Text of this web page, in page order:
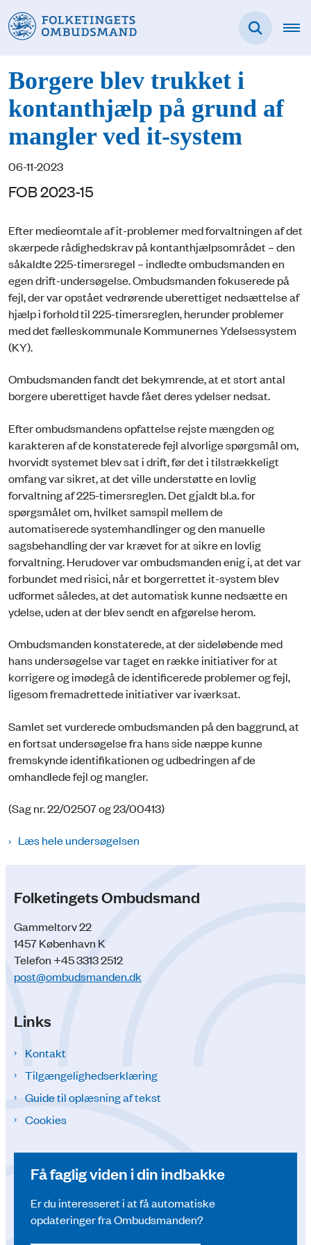
Borgere blev trukket i
kontanthjælp på grund af
mangler ved it-system
06-11-2023
FOB 2023-15
Efter medieomtale af it-problemer med forvaltningen af det
skærpede rådighedskrav på kontanthjælpsområdet – den
såkaldte 225-timersregel – indledte ombudsmanden en
egen drift-undersøgelse. Ombudsmanden fokuserede på
fejl, der var opstået vedrørende uberettiget nedsættelse af
hjælp i forhold til 225-timersreglen, herunder problemer
med det fælleskommunale Kommunernes Ydelsessystem
(KY).
Ombudsmanden fandt det bekymrende, at et stort antal
borgere uberettiget havde fået deres ydelser nedsat.
Efter ombudsmandens opfattelse rejste mængden og
karakteren af de konstaterede fejl alvorlige spørgsmål om,
hvorvidt systemet blev sat i drift, før det i tilstrækkeligt
omfang var sikret, at det ville understøtte en lovlig
forvaltning af 225-timersreglen. Det gjaldt bl.a. for
spørgsmålet om, hvilket samspil mellem de
automatiserede systemhandlinger og den manuelle
sagsbehandling der var krævet for at sikre en lovlig
forvaltning. Herudover var ombudsmanden enig i, at det var
forbundet med risici, når et borgerrettet it-system blev
udformet således, at det automatisk kunne nedsætte en
ydelse, uden at der blev sendt en afgørelse herom.
Ombudsmanden konstaterede, at der sideløbende med
hans undersøgelse var taget en række initiativer for at
korrigere og imødegå de identificerede problemer og fejl,
ligesom fremadrettede initiativer var iværksat.
Samlet set vurderede ombudsmanden på den baggrund, at
en fortsat undersøgelse fra hans side næppe kunne
fremskynde identifikationen og udbedringen af de
omhandlede fejl og mangler.
(Sag nr. 22/02507 og 23/00413)
Læs hele undersøgelsen
Folketingets Ombudsmand
Gammeltorv 22
1457 København K
Telefon +45 3313 2512
post@ombudsmanden.dk
Links
Kontakt
Tilgængelighedserklæring
Guide til oplæsning af tekst
Cookies
Få faglig viden i din indbakke
Er du interesseret i at få automatiske
opdateringer fra Ombudsmanden?